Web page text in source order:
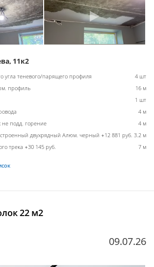
11к2
угла теневого/парящего профиля
4 шт
профиль
16 м
1 шт
4 м
не подд. горение
4 м
двухрядный Алюм. черный +12 881 руб. 3.2 м
трека +30 145 руб.
7 м
22 м2
09.07.26